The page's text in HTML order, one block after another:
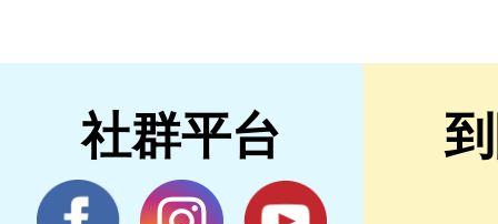
社群平台